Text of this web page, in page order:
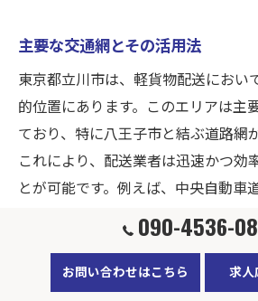
主要な交通網とその活用法
東京都立川市は、軽貨物配送におい
的位置にあります。このエリアは主
ており、特に八王子市と結ぶ道路網
これにより、配送業者は迅速かつ効
とが可能です。例えば、中央自動車
多種多様の配送ニーズを満たすため
す。これらの交通インフラを巧みに
送時間の短縮やコスト削減が期待で
した収入を確保することが可能です
090-4536-
お問い合わせはこちら 求人